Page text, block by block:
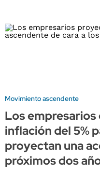
Movimiento ascendente
Los empresarios
inflación del 5%
proyectan una
próximos dos